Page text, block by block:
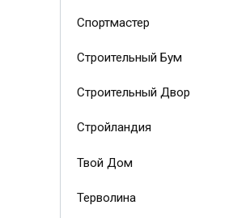
Спортмастер
Строительный Бум
Строительный Двор
Стройландия
Твой Дом
Терволина